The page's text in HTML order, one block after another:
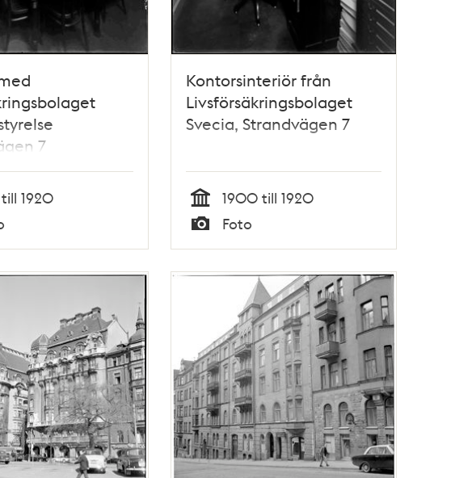
7
till 1920
Kontorsinteriör från
Livsförsäkringsbolaget
Svecia, Strandvägen 7
Tid
1900 till 1920
Typ
Foto